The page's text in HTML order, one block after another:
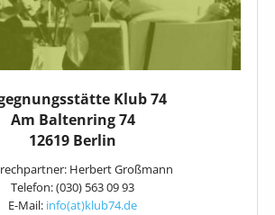
Klub 74
Am Baltenring 74
12619 Berlin
Herbert Großmann
Telefon: (030) 563 09 93
E-Mail: info(at)klub74.de